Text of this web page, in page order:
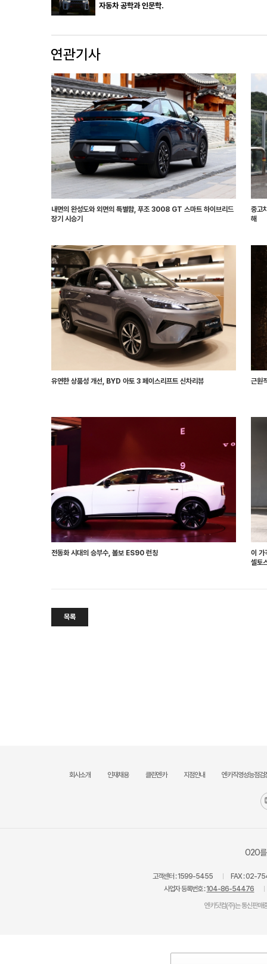
자동차 공학과 인문학.
내면의 완성도와 외면의 특별함, 푸조 3008 GT 스마트 하이브리드
장기 시승기
중고
해
유연한 상품성 개선, BYD 아토 3 페이스리프트 신차리뷰 근원
전동화 시대의 승부수, 볼보 ES90 런칭
이 가
셀토
목록
회사소개 인재채용 클린엔카 지점안내 엔카직영성능점검
O2O를
고객센터 :1599-5455 FAX :02-
사업자 등록번호 :104-86-54476
엔카닷컴(주)는 통신판매